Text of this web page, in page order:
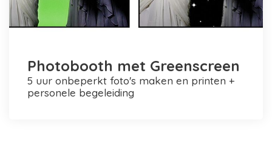
Photobooth met Greenscreen
5 uur onbeperkt foto's maken en printen +
personele begeleiding